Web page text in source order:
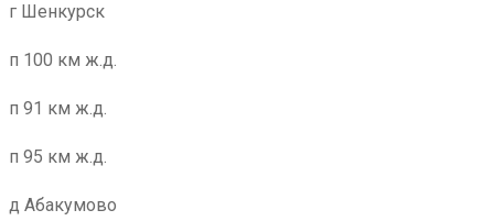
г Шенкурск
п 100 км ж.д.
п 91 км ж.д.
п 95 км ж.д.
д Абакумово